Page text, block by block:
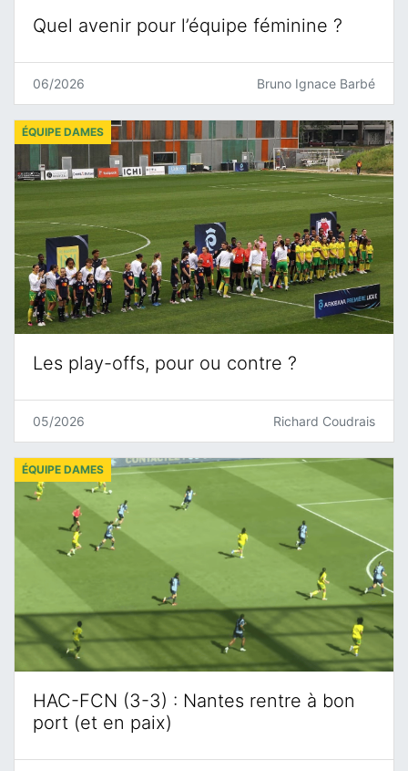
Quel avenir pour l’équipe féminine ?
06/2026 Bruno Ignace Barbé
Les play-offs, pour ou contre ?
ÉQUIPE DAMES
05/2026 Richard Coudrais
HAC-FCN (3-3) : Nantes rentre à bon
port (et en paix)
ÉQUIPE DAMES